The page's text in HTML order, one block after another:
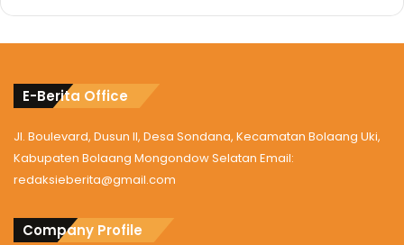
E-Berita Office
Jl. Boulevard, Dusun II, Desa Sondana, Kecamatan Bolaang Uki,
Kabupaten Bolaang Mongondow Selatan Email:
redaksieberita@gmail.com
Company Profile